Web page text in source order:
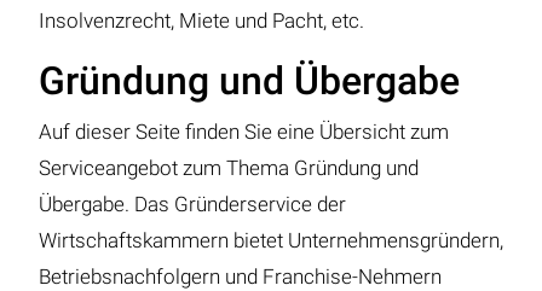
Insolvenzrecht, Miete und Pacht, etc.
Gründung und Übergabe
Auf dieser Seite finden Sie eine Übersicht zum
Serviceangebot zum Thema Gründung und
Übergabe. Das Gründerservice der
Wirtschaftskammern bietet Unternehmensgründern,
Betriebsnachfolgern und Franchise-Nehmern